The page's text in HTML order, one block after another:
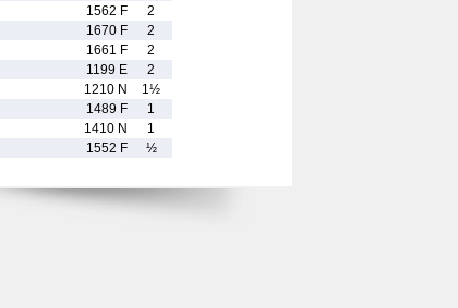
1562 F
2
1670 F
2
1661 F
2
1199 E
2
1210 N
1½
1489 F
1
1410 N
1
1552 F ½